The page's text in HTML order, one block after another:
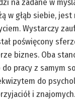
na zadane w
w głąb siebie,
Wystarczy
poświęcony
biznes. Oba
pracy z samym
do
i znajomych.